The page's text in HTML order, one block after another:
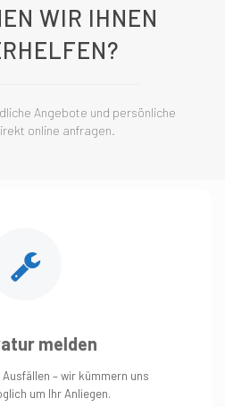
WIR IHNEN
Angebote und persönliche
online anfragen.
melden
– wir kümmern uns
um Ihr Anliegen.